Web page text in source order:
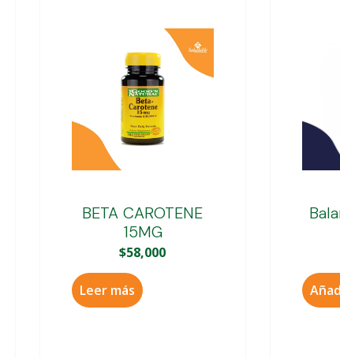
BETA CAROTENE
15MG
$58,000
Leer más